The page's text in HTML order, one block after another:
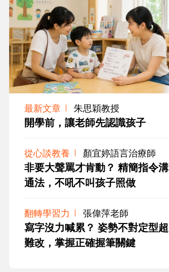
最新文章 朱思穎教授
開學前，讓老師先認識孩子
從心談教養 顏宜婷語言治療師
非要大聲罵才肯動？ 精簡指令溝
通法，不吼不叫孩子照做
翻轉學習力 張偉萍老師
寫字沒力喊累？ 姿勢不對定型超
難改，掌握正確握筆關鍵